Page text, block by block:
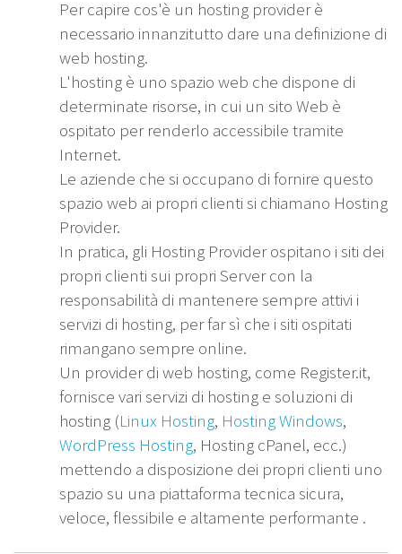
Per capire cos'è un hosting provider è
necessario innanzitutto dare una definizione di
web hosting.
L'hosting è uno spazio web che dispone di
determinate risorse, in cui un sito Web è
ospitato per renderlo accessibile tramite
Internet.
Le aziende che si occupano di fornire questo
spazio web ai propri clienti si chiamano Hosting
Provider.
In pratica, gli Hosting Provider ospitano i siti dei
propri clienti sui propri Server con la
responsabilità di mantenere sempre attivi i
servizi di hosting, per far sì che i siti ospitati
rimangano sempre online.
Un provider di web hosting, come Register.it,
fornisce vari servizi di hosting e soluzioni di
hosting (Linux Hosting, Hosting Windows,
WordPress Hosting, Hosting cPanel, ecc.)
mettendo a disposizione dei propri clienti uno
spazio su una piattaforma tecnica sicura,
veloce, flessibile e altamente performante .